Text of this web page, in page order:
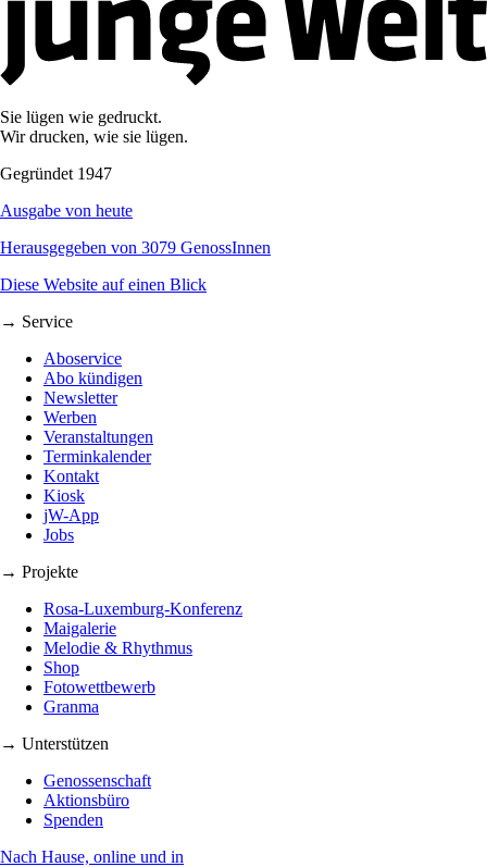
Sie lügen wie gedruckt.
Wir drucken, wie sie lügen.
Gegründet 1947
Ausgabe von heute
Herausgegeben von 3079 GenossInnen
Diese Website auf einen Blick
→ Service
Aboservice
Abo kündigen
Newsletter
Werben
Veranstaltungen
Terminkalender
Kontakt
Kiosk
jW-App
Jobs
→ Projekte
Rosa-Luxemburg-Konferenz
Maigalerie
Melodie & Rhythmus
Shop
Fotowettbewerb
Granma
→ Unterstützen
Genossenschaft
Aktionsbüro
Spenden
Nach Hause, online und in